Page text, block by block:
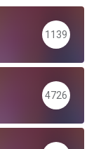
1139
4726